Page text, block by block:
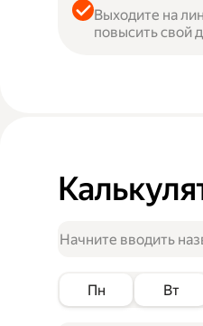
Выходите на
повысить свой
Пн Вт